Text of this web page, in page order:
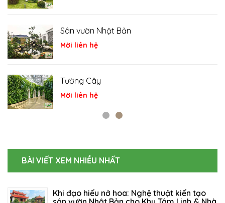
Sân vườn Nhật Bản
Mời liên hệ
Tường Cây
Mời liên hệ
BÀI VIẾT XEM NHIỀU NHẤT
Khi đạo hiếu nở hoa: Nghệ thuật kiến tạo